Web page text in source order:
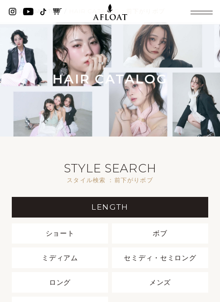
AFLOAT TOP HAIR CATALOG：前下がりボブ
HAIR CATALOG
STYLE SEARCH
スタイル検索 ：前下がりボブ
LENGTH
ショート ボブ
ミディアム セミディ・セミロング
ロング メンズ